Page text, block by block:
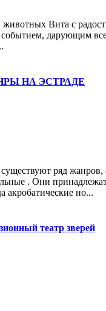
Вита с
событием, дарующим
НА ЭСТРАДЕ
существуют ряд
. Они
акробатические но...
театр зверей